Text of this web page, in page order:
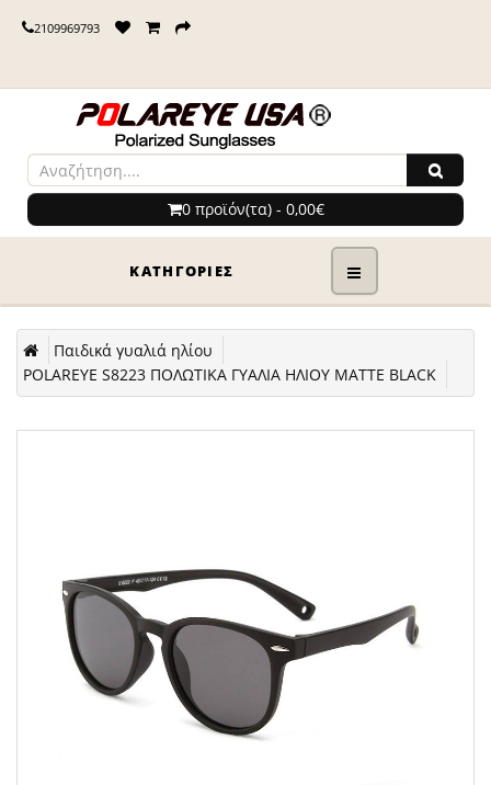
2109969793
0 προϊόν(τα) - 0,00€
ΚΑΤΗΓΟΡΊΕΣ
Παιδικά γυαλιά ηλίου
POLAREYE S8223 ΠΟΛΩΤΙΚΑ ΓΥΑΛΙΑ ΗΛΙΟΥ MATTE BLACK